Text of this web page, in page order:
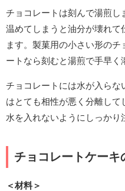
チョコレートは刻んで湯煎
温めてしまうと油分が壊れて
ます。製菓用の小さい形の
ートなら刻むと湯煎で手早く
チョコレートには水が入らな
はとても相性が悪く分離し
水を入れないようにしっかり
チョコレートケーキ
＜材料＞